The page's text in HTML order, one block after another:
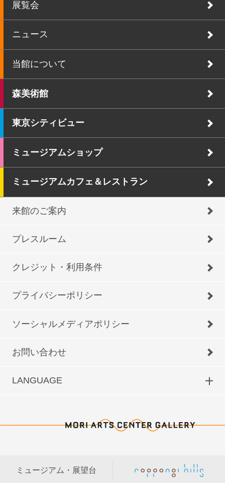
展覧会
ニュース
当館について
森美術館
東京シティビュー
ミュージアムショップ
ミュージアムカフェ＆レストラン
来館のご案内
プレスルーム
クレジット・利用条件
プライバシーポリシー
ソーシャルメディアポリシー
お問い合わせ
LANGUAGE
ミュージアム・展望台